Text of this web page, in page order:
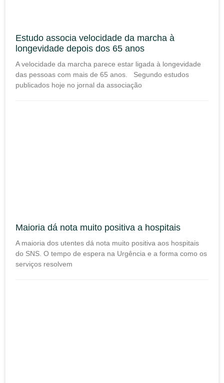
Estudo associa velocidade da marcha à
longevidade depois dos 65 anos
A velocidade da marcha parece estar ligada à longevidade
das pessoas com mais de 65 anos. Segundo estudos
publicados hoje no jornal da associação
Maioria dá nota muito positiva a hospitais
A maioria dos utentes dá nota muito positiva aos hospitais
do SNS. O tempo de espera na Urgência e a forma como os
serviços resolvem